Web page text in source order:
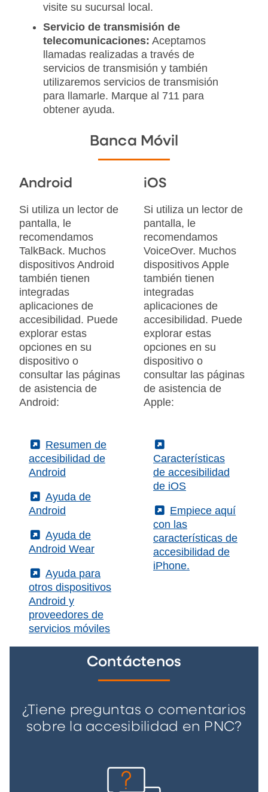
visite su sucursal local.
Servicio de transmisión de
telecomunicaciones: Aceptamos
llamadas realizadas a través de
servicios de transmisión y también
utilizaremos servicios de transmisión
para llamarle. Marque al 711 para
obtener ayuda.
Banca Móvil
Android
Si utiliza un lector de
pantalla, le
recomendamos
TalkBack. Muchos
dispositivos Android
también tienen
integradas
aplicaciones de
accesibilidad. Puede
explorar estas
opciones en su
dispositivo o
consultar las páginas
de asistencia de
Android:
iOS
Si utiliza un lector de
pantalla, le
recomendamos
VoiceOver. Muchos
dispositivos Apple
también tienen
integradas
aplicaciones de
accesibilidad. Puede
explorar estas
opciones en su
dispositivo o
consultar las páginas
de asistencia de
Apple:
(External)
Resumen de
accesibilidad de
Android
(External)
Ayuda de
Android
(External)
Ayuda de
Android Wear
(External)
Ayuda para
otros dispositivos
Android y
proveedores de
servicios móviles
Características
de accesibilidad
de iOS
(External)
Empiece aquí
con las
características de
accesibilidad de
iPhone.
Contáctenos
¿Tiene preguntas o comentarios
sobre la accesibilidad en PNC?